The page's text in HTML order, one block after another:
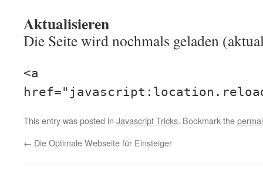
Aktualisieren
Die Seite wird nochmals geladen
<a
This entry was posted in Javascript Tricks. Bookmark the
← Die Optimale Webseite für Einsteiger